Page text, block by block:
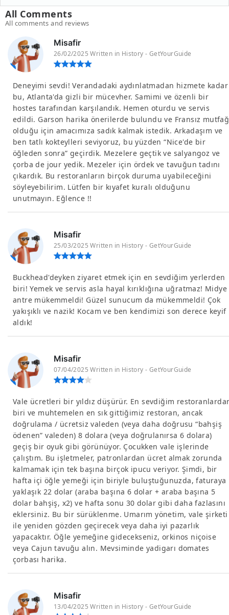
All Comments
All comments and reviews
Misafir
26/02/2025 Written in History - GetYourGuide
Deneyimi sevdi! Verandadaki aydınlatmadan hizmete kadar
bu, Atlanta'da gizli bir mücevher. Samimi ve özenli bir
hostes tarafından karşılandık. Hemen oturdu ve servis
edildi. Garson harika önerilerde bulundu ve Fransız
olduğu için amacımıza sadık kalmak istedik. Arkadaşım ve
ben tatlı kokteylleri seviyoruz, bu yüzden “Nice'de bir
öğleden sonra” geçirdik. Mezelere geçtik ve salyangoz ve
çorba de jour yedik. Mezeler için ördek ve tavuğun tadını
çıkardık. Bu restoranların birçok duruma uyabileceğini
söyleyebilirim. Lütfen bir kıyafet kuralı olduğunu
unutmayın. Eğlence !!
Misafir
25/03/2025 Written in History - GetYourGuide
Buckhead'deyken ziyaret etmek için en sevdiğim yerlerden
biri! Yemek ve servis asla hayal kırıklığına uğratmaz! Midye
antre mükemmeldi! Güzel sunucum da mükemmeldi! Çok
yakışıklı ve nazik! Kocam ve ben kendimizi son derece keyif
aldık!
Misafir
07/04/2025 Written in History - GetYourGuide
Vale ücretleri bir yıldız düşürür. En sevdiğim
biri ve muhtemelen en sık gittiğimiz restoran, ancak
doğrulama / ücretsiz valeden (veya daha doğrusu “bahşiş
ödenen” valeden) 8 dolara (veya doğrulanırsa 6 dolara)
geçiş bir oyuk gibi görünüyor. Çocukken vale işlerinde
çalıştım. Bu işletmeler, patronlardan ücret almak zorunda
kalmamak için tek başına birçok ipucu veriyor. Şimdi, bir
hafta içi öğle yemeği için biriyle buluştuğunuzda, faturaya
yaklaşık 22 dolar (araba başına 6 dolar + araba başına 5
dolar bahşiş, x2) ve hafta sonu 30 dolar gibi daha fazlasını
eklersiniz. Bu bir sürüklenme. Umarım yönetim, vale şirketi
ile yeniden gözden geçirecek veya daha iyi pazarlık
yapacaktır. Öğle yemeğine gidecekseniz, orkinos niçoise
veya Cajun tavuğu alın. Mevsiminde yadigarı domates
çorbası harika.
Misafir
13/04/2025 Written in History - GetYourGuide